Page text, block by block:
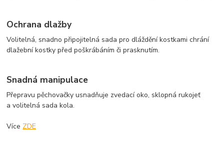
Ochrana dlažby
Volitelná, snadno připojitelná sada pro dláždění kostkami chrání
dlažební kostky před poškrábáním či prasknutím.
Snadná manipulace
Přepravu pěchovačky usnadňuje zvedací oko, sklopná rukojeť
a volitelná sada kola.
Více ZDE